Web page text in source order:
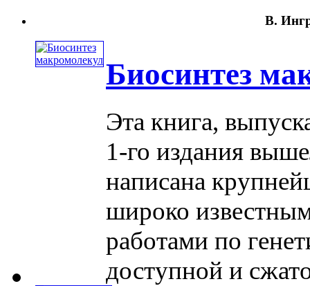
В.
Биосинтез
Эта книга,
1-го издания
написана
широко
работами по
доступной и